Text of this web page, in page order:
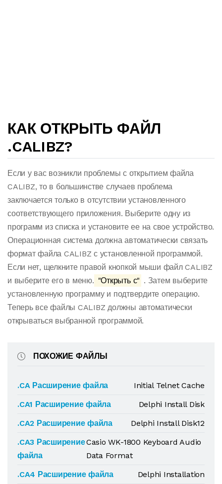
КАК ОТКРЫТЬ ФАЙЛ
.CALIBZ?
Если у вас возникли проблемы с открытием файла
CALIBZ, то в большинстве случаев проблема
заключается только в отсутствии установленного
соответствующего приложения. Выберите одну из
программ из списка и установите ее на свое устройство.
Операционная система должна автоматически связать
формат файла CALIBZ с установленной программой.
Если нет, щелкните правой кнопкой мыши файл CALIBZ
и выберите его в меню. "Открыть с" . Затем выберите
установленную программу и подтвердите операцию.
Теперь все файлы CALIBZ должны автоматически
открываться выбранной программой.
ПОХОЖИЕ ФАЙЛЫ
.CA Расширение файла
Initial Telnet Cache
.CA1 Расширение файла
Delphi Install Disk
.CA2 Расширение файла
Delphi Install Disk12
.CA3 Расширение
файла
Casio WK-1800 Keyboard Audio
Data Format
.CA4 Расширение файла
Delphi Installation